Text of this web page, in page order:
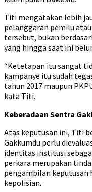
Titi mengatakan lebih
pelanggaran pemilu
tersebut, bukan
yang hingga saat ini
“Ketetapan itu sangat
kampanye itu sudah
tahun 2017 maupun
kata Titi.
Keberadaan Sentra
Atas keputusan ini, Titi
Gakkumdu perlu
identitas institusi
perkara merupakan
pengambilan keputusan
kepolisian.